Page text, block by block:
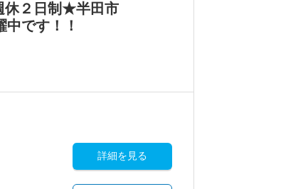
休２日制★半田市
です！！
詳細を見る